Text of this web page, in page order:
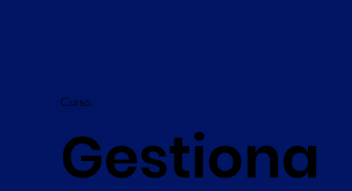
Curso
Gestiona